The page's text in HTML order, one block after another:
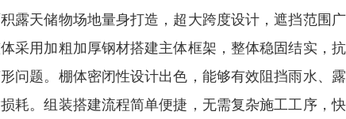
露天储物场地量身打造，超大跨度设计，遮挡范围
采用加粗加厚钢材搭建主体框架，整体稳固结实，
问题。棚体密闭性设计出色，能够有效阻挡雨水、
耗。组装搭建流程简单便捷，无需复杂施工工序，